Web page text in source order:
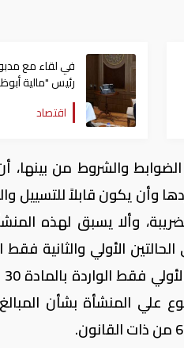
في لقاء مع
رئيس "مالية
يستعرض معدلات
تنفيذ "رأس
اقتصاد
والشروط من
وأن يكون قابلاً للتسييل
وألا يسبق لهذه
علي المنشأة بشأن